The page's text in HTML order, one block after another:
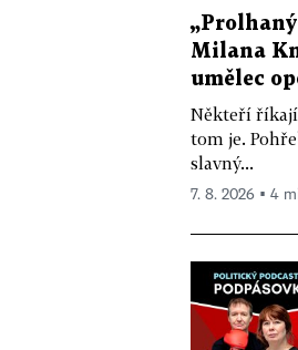
Milana
umělec
Někteří
tom je.
slavný...
7. 8. 2026 ▪ 4